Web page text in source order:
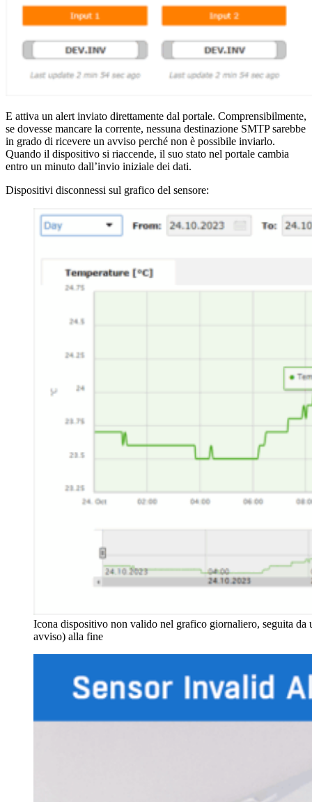
E attiva un alert inviato direttamente dal portale. Comprensibilmente,
se dovesse mancare la corrente, nessuna destinazione SMTP sarebbe
in grado di ricevere un avviso perché non è possibile inviarlo.
Quando il dispositivo si riaccende, il suo stato nel portale cambia
entro un minuto dall’invio iniziale dei dati.
Dispositivi disconnessi sul grafico del sensore:
Icona dispositivo non valido nel grafico giornaliero, seguita
avviso) alla fine